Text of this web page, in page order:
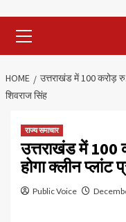
Menu
HOME
उत्तराखंड में 100 करोड़
शिवराज सिंह
राज्य समाचार
उत्तराखंड में
होगा क्लीन प्लांट
Public Voice